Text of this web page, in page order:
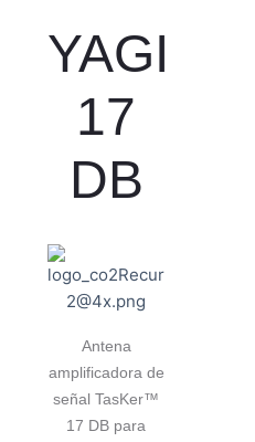
YAGI
17
DB
Antena
amplificadora de
señal TasKer™
17 DB para